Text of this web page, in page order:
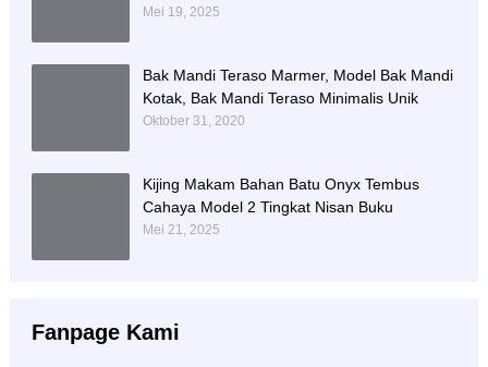
Sejahtera
Mei 19, 2025
Bak Mandi Teraso Marmer, Model Bak Mandi
Kotak, Bak Mandi Teraso Minimalis Unik
Oktober 31, 2020
Kijing Makam Bahan Batu Onyx Tembus
Cahaya Model 2 Tingkat Nisan Buku
Mei 21, 2025
Fanpage Kami